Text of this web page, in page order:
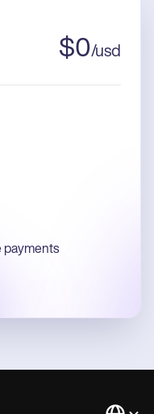
$0/usd
payments